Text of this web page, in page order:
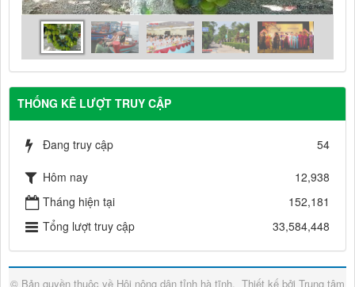
THỐNG KÊ LƯỢT TRUY CẬP
Đang truy cập 54
Hôm nay
12,938
Tháng hiện tại
152,181
Tổng lượt truy cập
33,584,448
© Bản quyền thuộc về Hội nông dân tỉnh hà tĩnh. Thiết kế bởi Trung tâm